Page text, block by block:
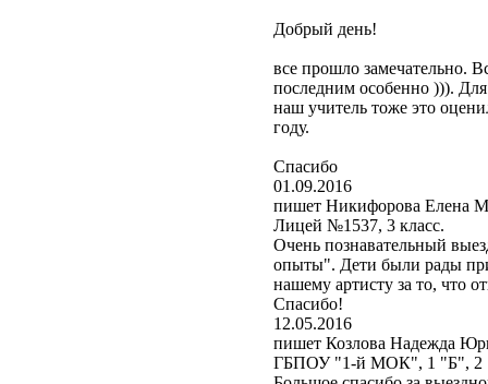
Добрый день!
все прошло замечательно.
последним особенно ))). Для
наш учитель тоже это
году.
Спасибо
01.09.2016
пишет Никифорова Елена
Лицей №1537, 3 класс.
Очень познавательный
опыты". Дети были рады
нашему артисту за то, что
Спасибо!
12.05.2016
пишет Козлова Надежда
ГБПОУ "1-й МОК", 1 "Б", 2